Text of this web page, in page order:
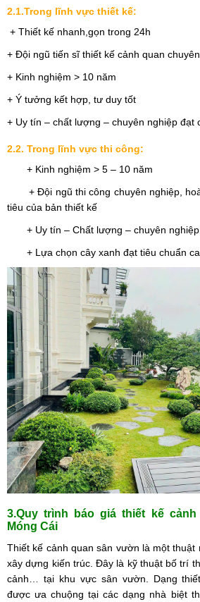
2.1.Trong lĩnh vực thiết kế:
+ Thiết kế nhanh,gọn trong 24h
+ Đội ngũ tiến sĩ thiết kế cảnh quan
+ Kinh nghiệm > 10 năm
+ Ý tưởng kết hợp, tư duy tốt
+ Uy tín – chất lượng – chuyên nghiệp đạt
2.2. Trong lĩnh vực thi công:
+ Kinh nghiệm > 5 – 10 năm
+ Đội ngũ thi công chuyên nghiệp,
tiêu của bản thiết kế
+ Uy tín – Chất lượng – chuyên nghiệp
+ Lựa chọn cây xanh đạt tiêu chuẩn
3.Quy trình báo giá thiết kế
Móng Cái
Thiết kế cảnh quan sân vườn là một
xây dựng kiến trúc. Đây là kỹ thuật bố trí
cảnh… tại khu vực sân vườn. Dạng
được ưa chuộng tại các dạng nhà biệt